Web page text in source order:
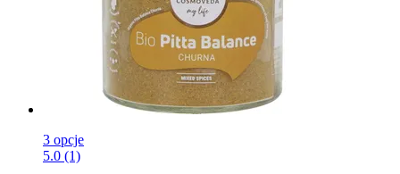
3 opcje
5.0 (1)